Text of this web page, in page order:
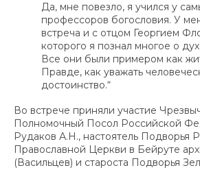
Да, мне повезло, я учился у
профессоров богословия. У
встреча и с отцом Георгием
которого я познал многое о
Все они были примером как
Правде, как уважать
достоинство.“
Во встрече приняли участие
Полномочный Посол Российской
Рудаков А.Н., настоятель Подворья
Православной Церкви в Бейруте
(Васильцев) и староста Подворья